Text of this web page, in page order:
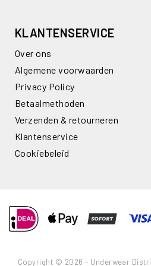
KLANTENSERVICE
Over ons
Algemene voorwaarden
Privacy Policy
Betaalmethoden
Verzenden & retourneren
Klantenservice
Cookiebeleid
Copyright © 2026 - Underwear